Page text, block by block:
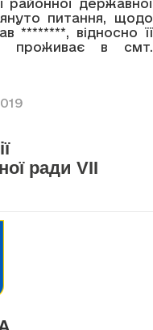
районної державної
питання, щодо
********, відносно її
проживає в смт.
ради VII